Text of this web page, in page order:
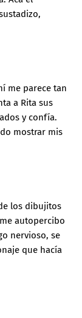
me parece tan
a Rita sus
y confía.
mostrar mis
los dibujitos
autopercibo
nervioso, se
que hacía